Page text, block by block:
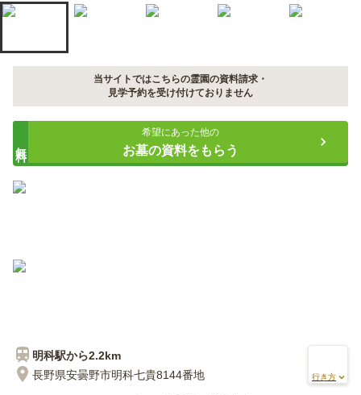
当サイトではこちらの霊園の資料請求・
見学予約を受け付けておりません
希望にあった他の
お墓の資料をもらう
明科駅から2.2km
長野県安曇野市明科七貴8144番地
行き方